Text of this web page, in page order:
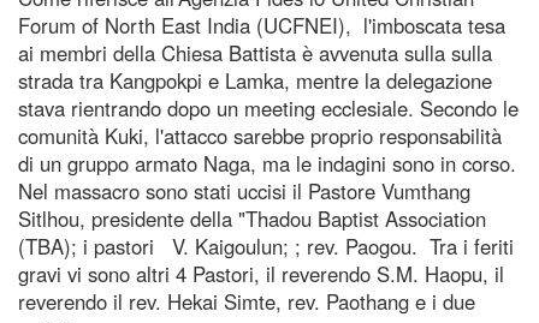
Forum of North East India (UCFNEI), l'imboscata tesa
ai membri della Chiesa Battista è avvenuta sulla sulla
strada tra Kangpokpi e Lamka, mentre la delegazione
stava rientrando dopo un meeting ecclesiale. Secondo le
comunità Kuki, l'attacco sarebbe proprio responsabilità
di un gruppo armato Naga, ma le indagini sono in corso.
Nel massacro sono stati uccisi il Pastore Vumthang
Sitlhou, presidente della "Thadou Baptist Association
(TBA); i pastori V. Kaigoulun; ; rev. Paogou. Tra i feriti
gravi vi sono altri 4 Pastori, il reverendo S.M. Haopu, il
reverendo il rev. Hekai Simte, rev. Paothang e i due